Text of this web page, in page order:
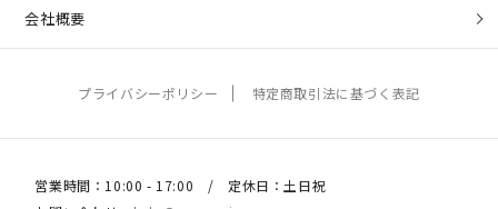
会社概要
プライバシーポリシー 特定商取引法に基づく表記
営業時間：10:00 - 17:00 / 定休日：土日祝